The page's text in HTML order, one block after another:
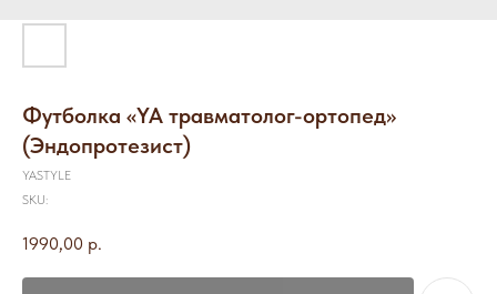
Футболка «YA травматолог-ортопед»
(Эндопротезист)
YASTYLE
SKU:
1990,00 р.